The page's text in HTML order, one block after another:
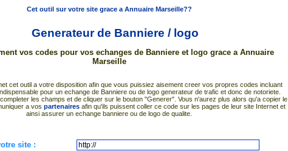
Cet outil sur votre site grace a Annuaire Marseille??
Generateur de Banniere / logo
vos codes pour vos echanges de Banniere et logo grace a Annuaire
Marseille
cet outil a votre disposition afin que vous puissiez aisement creer vos propres codes incluant
pour un echange de Banniere ou de logo generateur de trafic et donc de notoriete.
les champs et de cliquer sur le bouton "Generer". Vous n'aurez plus alors qu'a copier le
a vos partenaires afin qu'ils puissent coller ce code sur les pages de leur site Internet et
ainsi assurer un echange banniere ou de logo de qualite.
site :